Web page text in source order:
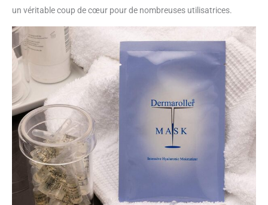
un véritable coup de cœur pour de nombreuses utilisatrices.